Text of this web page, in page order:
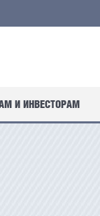
И ИНВЕСТОРАМ